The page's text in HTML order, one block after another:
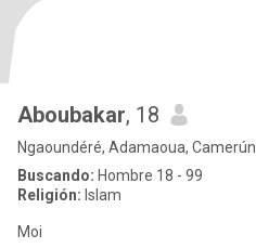
Aboubakar, 18
Ngaoundéré, Adamaoua, Camerún
Buscando: Hombre 18 - 99
Religión: Islam
Moi